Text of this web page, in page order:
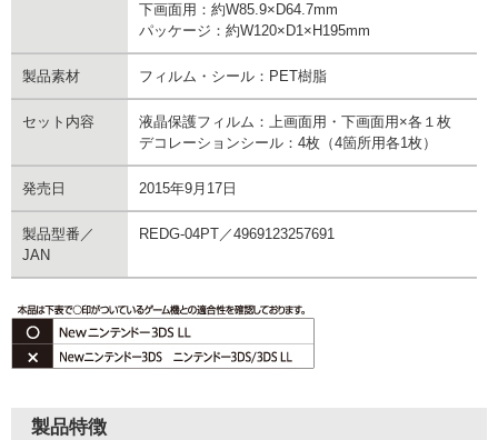
下画面用：約W85.9×D64.7mm
パッケージ：約W120×D1×H195mm
製品素材 フィルム・シール：PET樹脂
セット内容
液晶保護フィルム：上画面用・下画面用×各１枚
デコレーションシール：4枚（4箇所用各1枚）
発売日 2015年9月17日
製品型番／
JAN
REDG-04PT／4969123257691
製品特徴